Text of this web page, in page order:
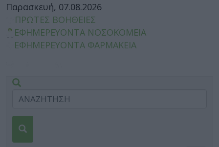
Παρασκευή, 07.08.2026
ΠΡΩΤΕΣ ΒΟΗΘΕΙΕΣ
ΕΦΗΜΕΡΕΥΟΝΤΑ ΝΟΣΟΚΟΜΕΙΑ
ΕΦΗΜΕΡΕΥΟΝΤΑ ΦΑΡΜΑΚΕΙΑ